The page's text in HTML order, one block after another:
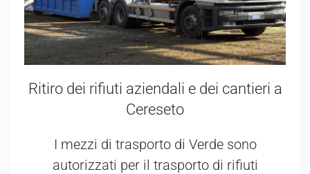
Ritiro dei rifiuti aziendali e dei cantieri a
Cereseto
I mezzi di trasporto di Verde sono
autorizzati per il trasporto di rifiuti